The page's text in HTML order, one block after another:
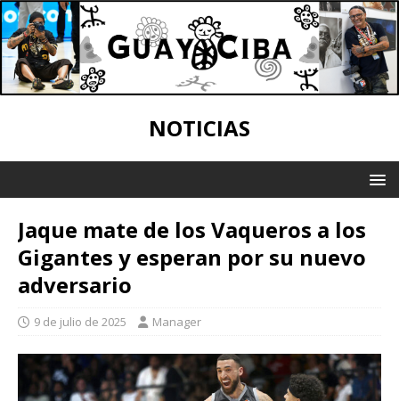
NOTICIAS
Jaque mate de los Vaqueros a los
Gigantes y esperan por su nuevo
adversario
9 de julio de 2025 Manager